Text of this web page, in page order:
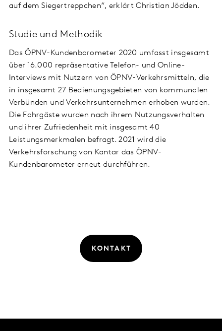
auf dem Siegertreppchen“, erklärt Christian Jödden.
Studie und Methodik
Das ÖPNV-Kundenbarometer 2020 umfasst insgesamt
über 16.000 repräsentative Telefon- und Online-
Interviews mit Nutzern von ÖPNV-Verkehrsmitteln, die
in insgesamt 27 Bedienungsgebieten von kommunalen
Verbünden und Verkehrsunternehmen erhoben wurden.
Die Fahrgäste wurden nach ihrem Nutzungsverhalten
und ihrer Zufriedenheit mit insgesamt 40
Leistungsmerkmalen befragt. 2021 wird die
Verkehrsforschung von Kantar das ÖPNV-
Kundenbarometer erneut durchführen.
KONTAKT